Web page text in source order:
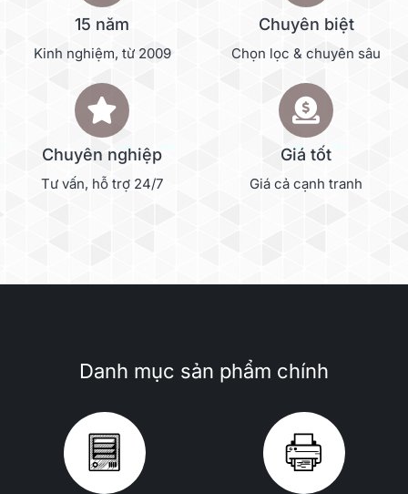
15 năm
Kinh nghiệm, từ 2009
Chuyên biệt
Chọn lọc & chuyên sâu
Chuyên nghiệp
Tư vấn, hỗ trợ 24/7
Giá tốt
Giá cả cạnh tranh
Danh mục sản phẩm chính